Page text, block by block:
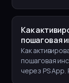
Как
пошаговая
Как
пошаговая
через PS